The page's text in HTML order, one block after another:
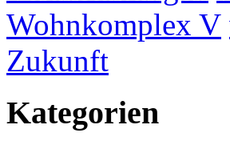
Wohnkomplex V
Zukunft
Kategorien